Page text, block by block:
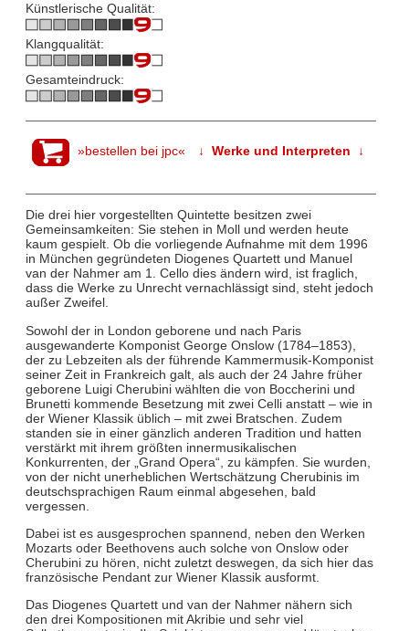
Künstlerische Qualität:
Klangqualität:
Gesamteindruck:
»bestellen bei jpc« ↓ Werke und Interpreten ↓
Die drei hier vorgestellten Quintette besitzen zwei
Gemeinsamkeiten: Sie stehen in Moll und werden heute
kaum gespielt. Ob die vorliegende Aufnahme mit dem 1996
in München gegründeten Diogenes Quartett und Manuel
van der Nahmer am 1. Cello dies ändern wird, ist fraglich,
dass die Werke zu Unrecht vernachlässigt sind, steht jedoch
außer Zweifel.
Sowohl der in London geborene und nach Paris
ausgewanderte Komponist George Onslow (1784–1853),
der zu Lebzeiten als der führende Kammermusik-Komponist
seiner Zeit in Frankreich galt, als auch der 24 Jahre früher
geborene Luigi Cherubini wählten die von Boccherini und
Brunetti kommende Besetzung mit zwei Celli anstatt – wie in
der Wiener Klassik üblich – mit zwei Bratschen. Zudem
standen sie in einer gänzlich anderen Tradition und hatten
verstärkt mit ihrem größten innermusikalischen
Konkurrenten, der „Grand Opera“, zu kämpfen. Sie wurden,
von der nicht unerheblichen Wertschätzung Cherubinis im
deutschsprachigen Raum einmal abgesehen, bald
vergessen.
Dabei ist es ausgesprochen spannend, neben den Werken
Mozarts oder Beethovens auch solche von Onslow oder
Cherubini zu hören, nicht zuletzt deswegen, da sich hier das
französische Pendant zur Wiener Klassik ausformt.
Das Diogenes Quartett und van der Nahmer nähern sich
den drei Kompositionen mit Akribie und sehr viel